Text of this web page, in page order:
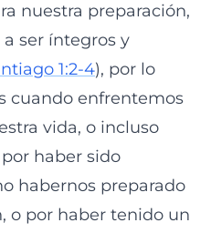
nuestra preparación,
ser íntegros y
1:2-4), por lo
cuando enfrentemos
vida, o incluso
haber sido
habernos preparado
o por haber tenido un